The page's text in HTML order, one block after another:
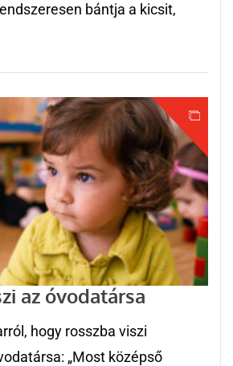
bántja a kicsit,
az óvodatársa
hogy rosszba viszi
„Most középső